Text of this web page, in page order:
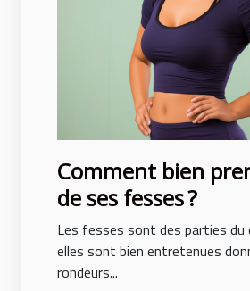
Comment bien
de ses fesses ?
Les fesses sont des parties du
elles sont bien entretenues
rondeurs...